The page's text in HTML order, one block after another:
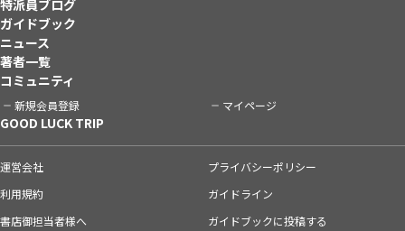
特派員ブログ
ガイドブック
ニュース
著者一覧
コミュニティ
新規会員登録 マイページ
GOOD LUCK TRIP
運営会社
プライバシーポリシー
利用規約
ガイドライン
書店御担当者様へ
ガイドブックに投稿する